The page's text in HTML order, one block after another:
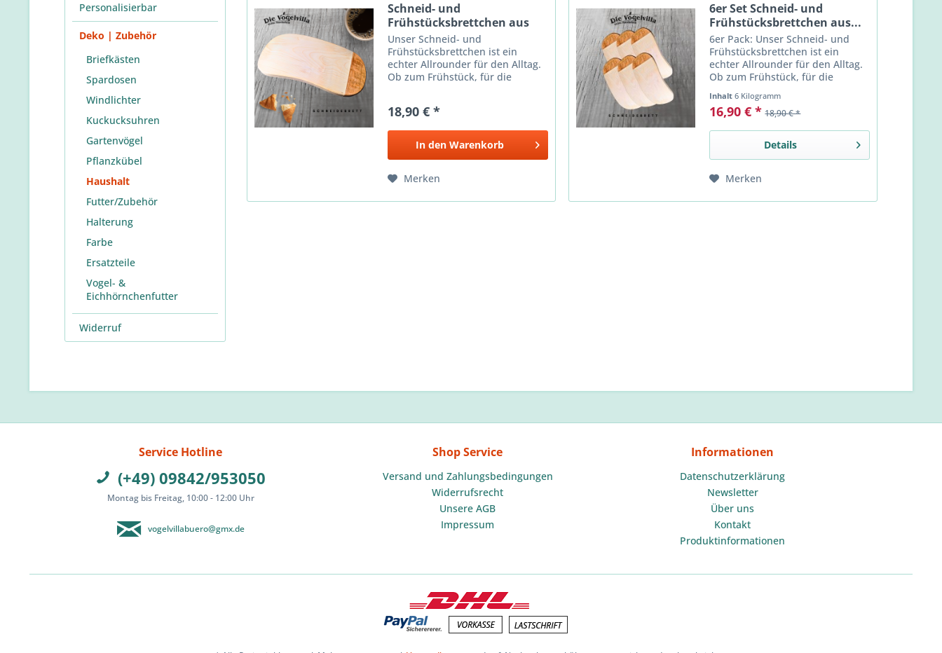
Personalisierbar
Deko | Zubehör
Briefkästen
Spardosen
Windlichter
Kuckucksuhren
Gartenvögel
Pflanzkübel
Haushalt
Futter/Zubehör
Halterung
Farbe
Ersatzteile
Vogel- &
Eichhörnchenfutter
Widerruf
Schneid- und
Frühstücksbrettchen aus
Ahorn und...
Unser Schneid- und
Frühstücksbrettchen ist ein
echter Allrounder für den Alltag.
Ob zum Frühstück, für die
– dieses Brettchen verbindet
Funktionalität mit natürlicher...
18,90 € *
In den Warenkorb
Merken
6er Set Schneid- und
Frühstücksbrettchen aus...
6er Pack: Unser Schneid- und
Frühstücksbrettchen ist ein
echter Allrounder für den Alltag.
Ob zum Frühstück, für die
Brotzeit zwischendurch oder als
stilvolle Unterlage beim Servieren
– dieses Brettchen verbindet
Funktionalität mit...
Inhalt6 Kilogramm
16,90 € * 18,90 € *
Details
Merken
Service Hotline
(+49) 09842/953050
Montag bis Freitag, 10:00 - 12:00 Uhr
vogelvillabuero@gmx.de
Shop Service
Versand und Zahlungsbedingungen
Widerrufsrecht
Unsere AGB
Impressum
Informationen
Datenschutzerklärung
Newsletter
Über uns
Kontakt
Produktinformationen